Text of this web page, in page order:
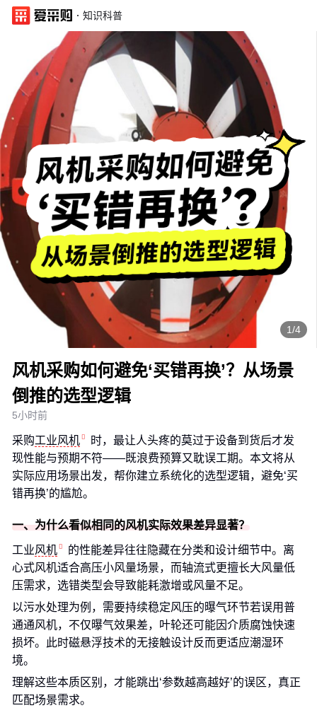
· 知识科普
1/4
风机采购如何避免‘买错再换’？从场景
倒推的选型逻辑
5小时前
采购工业风机
时，最让人头疼的莫过于设备到货后才发
现性能与预期不符——既浪费预算又耽误工期。本文将从
实际应用场景出发，帮你建立系统化的选型逻辑，避免‘买
错再换’的尴尬。
一、为什么看似相同的风机实际效果差异显著？
工业风机
的性能差异往往隐藏在分类和设计细节中。离
心式风机适合高压小风量场景，而轴流式更擅长大风量低
压需求，选错类型会导致能耗激增或风量不足。
以污水处理为例，需要持续稳定风压的曝气环节若误用普
通通风机，不仅曝气效果差，叶轮还可能因介质腐蚀快速
损坏。此时磁悬浮技术的无接触设计反而更适应潮湿环
境。
理解这些本质区别，才能跳出‘参数越高越好’的误区，真正
匹配场景需求。